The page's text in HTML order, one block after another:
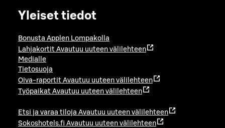
Yleiset tiedot
Bonusta Applen Lompakolla
Lahjakortit Avautuu uuteen välilehteen
Medialle
Tietosuoja
Oiva-raportit Avautuu uuteen välilehteen
Työpaikat Avautuu uuteen välilehteen
Etsi ja varaa tiloja Avautuu uuteen välilehteen
Sokoshotels.fi Avautuu uuteen välilehteen